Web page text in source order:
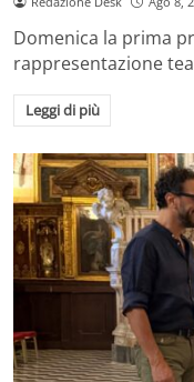
Domenica la prima
rappresentazione
Leggi di più